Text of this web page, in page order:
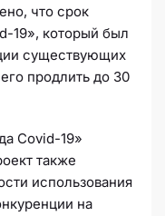
что срок
19», который был
существующих
продлить до 30
Covid-19»
также
использования
на